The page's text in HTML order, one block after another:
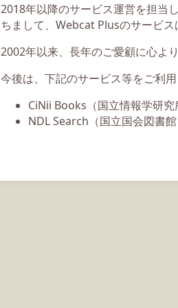
2018年以降のサービス運営を担当
ちまして、Webcat Plusのサービス
2002年以来、長年のご愛顧に心よ
今後は、下記のサービス等をご利用
CiNii Books（国立情報学研究
NDL Search（国立国会図書館